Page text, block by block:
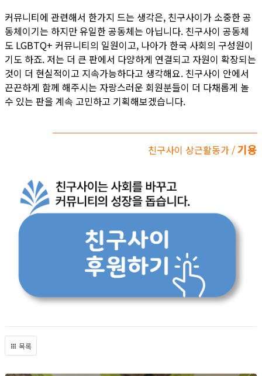
커뮤니티에 관련해서 한가지 드는 생각은, 친구사이가 소중한 공
동체이기는 하지만 유일한 공동체는 아닙니다. 친구사이 공동체
도 LGBTQ+ 커뮤니티의 일원이고, 나아가 한국 사회의 구성원이
기도 하죠. 저는 더 큰 판에서 다양하게 연결되고 자원이 확장되는
것이 더 현실적이고 지속가능하다고 생각해요. 친구사이 안에서
끈끈하게 함께 해주시는 자랑스러운 회원분들이 더 다채롭게 놀
수 있는 판을 계속 고민하고 기획해보겠습니다.
친구사이 상근활동가 /기용
목록